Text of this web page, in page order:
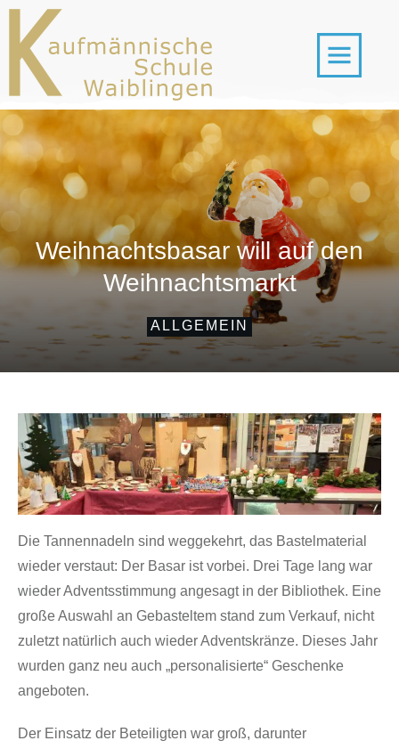
Weihnachtsbasar will auf den
Weihnachtsmarkt
ALLGEMEIN
Die Tannennadeln sind weggekehrt, das Bastelmaterial
wieder verstaut: Der Basar ist vorbei. Drei Tage lang war
wieder Adventsstimmung angesagt in der Bibliothek. Eine
große Auswahl an Gebasteltem stand zum Verkauf, nicht
zuletzt natürlich auch wieder Adventskränze. Dieses Jahr
wurden ganz neu auch „personalisierte“ Geschenke
angeboten.
Der Einsatz der Beteiligten war groß, darunter